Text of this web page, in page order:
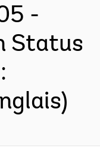
-
Status